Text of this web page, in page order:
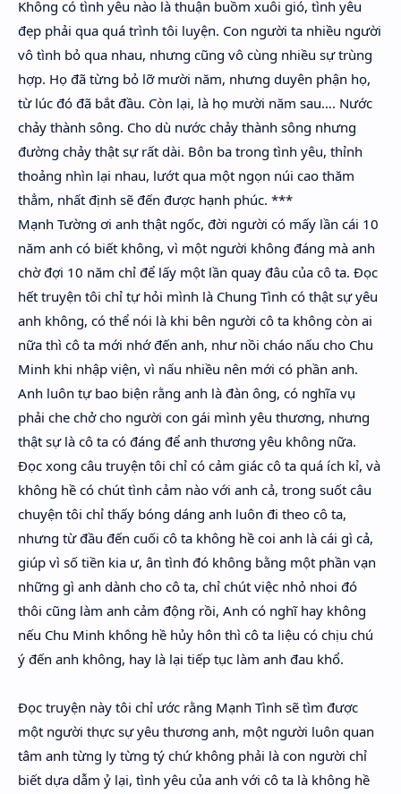
Không có tình yêu nào là thuận buồm xuôi gió, tình yêu
đẹp phải qua quá trình tôi luyện. Con người ta nhiều người
vô tình bỏ qua nhau, nhưng cũng vô cùng nhiều sự trùng
hợp. Họ đã từng bỏ lỡ mười năm, nhưng duyên phận họ,
từ lúc đó đã bắt đầu. Còn lại, là họ mười năm sau…. Nước
chảy thành sông. Cho dù nước chảy thành sông nhưng
đường chảy thật sự rất dài. Bôn ba trong tình yêu, thỉnh
thoảng nhìn lại nhau, lướt qua một ngọn núi cao thăm
thẳm, nhất định sẽ đến được hạnh phúc. ***
Mạnh Tường ơi anh thật ngốc, đời người có mấy lần cái 10
năm anh có biết không, vì một người không đáng mà anh
chờ đợi 10 năm chỉ để lấy một lần quay đâu của cô ta. Đọc
hết truyện tôi chỉ tự hỏi mình là Chung Tình có thật sự yêu
anh không, có thể nói là khi bên người cô ta không còn ai
nữa thì cô ta mới nhớ đến anh, như nồi cháo nấu cho Chu
Minh khi nhập viện, vì nấu nhiều nên mới có phần anh.
Anh luôn tự bao biện rằng anh là đàn ông, có nghĩa vụ
phải che chở cho người con gái mình yêu thương, nhưng
thật sự là cô ta có đáng để anh thương yêu không nữa.
Đọc xong câu truyện tôi chỉ có cảm giác cô ta quá ích kỉ, và
không hề có chút tình cảm nào với anh cả, trong suốt câu
chuyện tôi chỉ thấy bóng dáng anh luôn đi theo cô ta,
nhưng từ đầu đến cuối cô ta không hề coi anh là cái gì cả,
giúp vì số tiền kia ư, ân tình đó không bằng một phần vạn
những gì anh dành cho cô ta, chỉ chút việc nhỏ nhoi đó
thôi cũng làm anh cảm động rồi, Anh có nghĩ hay không
nếu Chu Minh không hề hủy hôn thì cô ta liệu có chịu chú
ý đến anh không, hay là lại tiếp tục làm anh đau khổ.
Đọc truyện này tôi chỉ ước rằng Mạnh Tình sẽ tìm được
một người thực sự yêu thương anh, một người luôn quan
tâm anh từng ly từng tý chứ không phải là con người chỉ
biết dựa dẫm ỷ lại, tình yêu của anh với cô ta là không hề